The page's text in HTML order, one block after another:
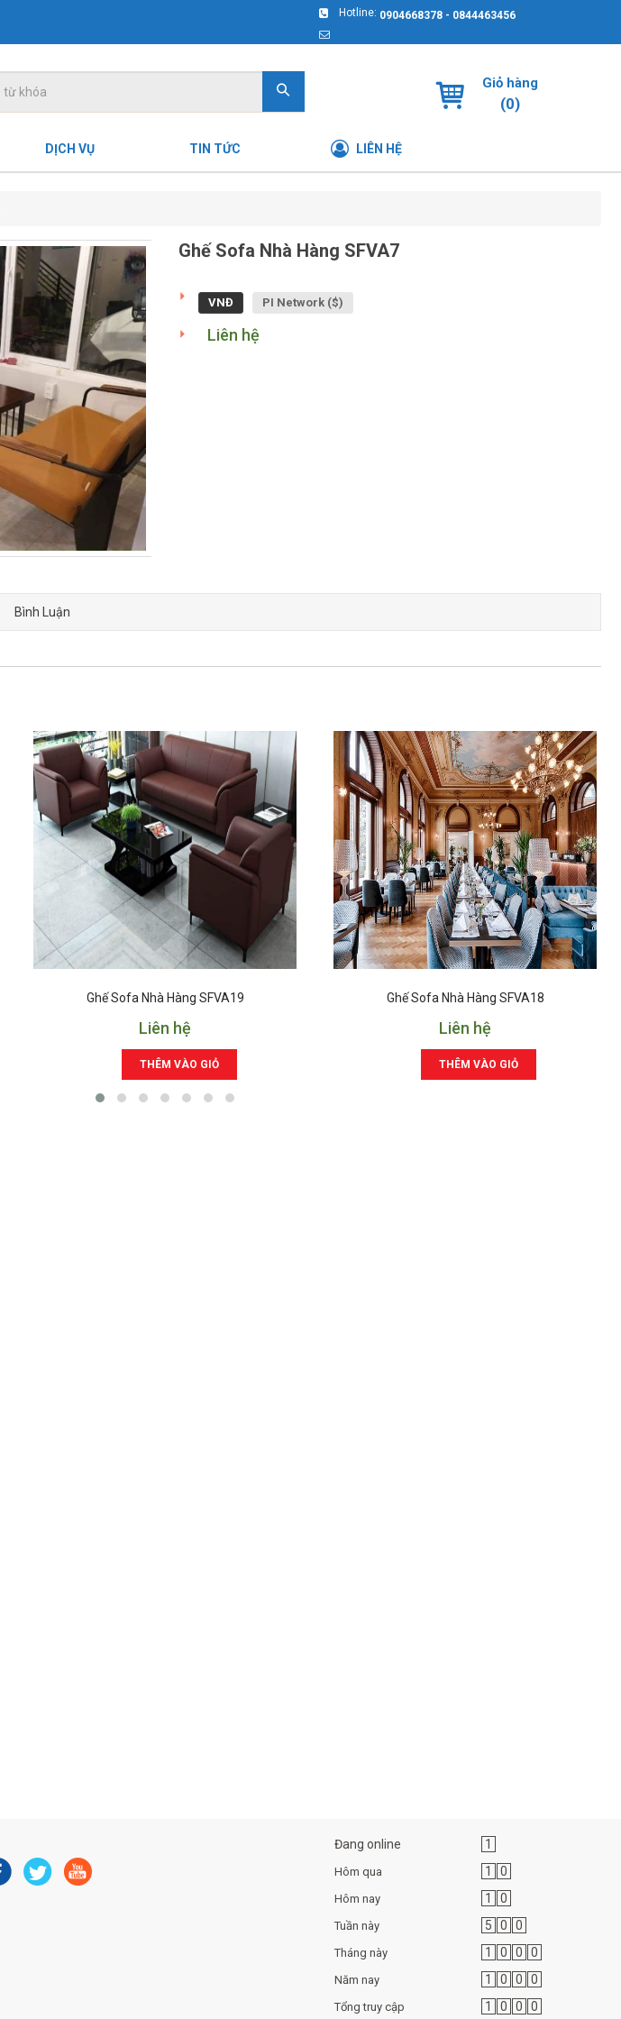
Hotline: 0904668378 - 0844463456
Giỏ hàng
(0)
DỊCH VỤ TIN TỨC LIÊN HỆ
Ghế Sofa Nhà Hàng SFVA7
VNĐ PI Network ($)
Liên hệ
Bình Luận
Ghế Sofa Nhà Hàng SFVA19
Liên hệ
THÊM VÀO GIỎ
Ghế Sofa Nhà Hàng SFVA18
Liên hệ
THÊM VÀO GIỎ
Đang online 1
Hôm qua 1 0
Hôm nay 1 0
Tuần này 5 0 0
Tháng này 1 0 0 0
Năm nay 1 0 0 0
Tổng truy cập 1 0 0 0